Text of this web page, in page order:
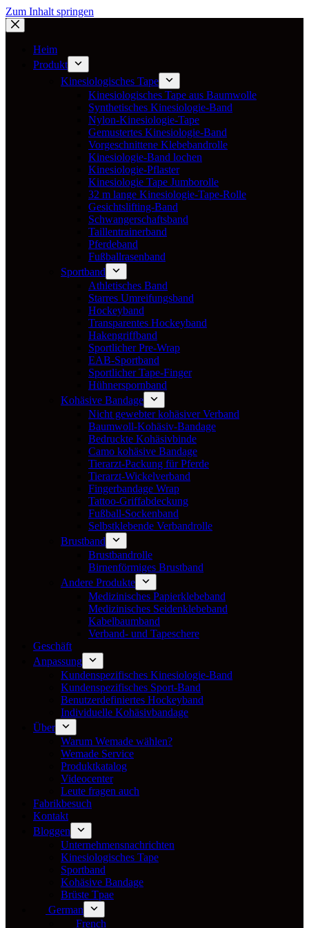
Zum Inhalt springen
Heim
Produkt
Kinesiologisches Tape
Kinesiologisches Tape aus Baumwolle
Synthetisches Kinesiologie-Band
Nylon-Kinesiologie-Tape
Gemustertes Kinesiologie-Band
Vorgeschnittene Klebebandrolle
Kinesiologie-Band lochen
Kinesiologie-Pflaster
Kinesiologie Tape Jumborolle
32 m lange Kinesiologie-Tape-Rolle
Gesichtslifting-Band
Schwangerschaftsband
Taillentrainerband
Pferdeband
Fußballrasenband
Sportband
Athletisches Band
Starres Umreifungsband
Hockeyband
Transparentes Hockeyband
Hakengriffband
Sportlicher Pre-Wrap
EAB-Sportband
Sportlicher Tape-Finger
Hühnerspornband
Kohäsive Bandage
Nicht gewebter kohäsiver Verband
Baumwoll-Kohäsiv-Bandage
Bedruckte Kohäsivbinde
Camo kohäsive Bandage
Tierarzt-Packung für Pferde
Tierarzt-Wickelverband
Fingerbandage Wrap
Tattoo-Griffabdeckung
Fußball-Sockenband
Selbstklebende Verbandrolle
Brustband
Brustbandrolle
Birnenförmiges Brustband
Andere Produkte
Medizinisches Papierklebeband
Medizinisches Seidenklebeband
Kabelbaumband
Verband- und Tapeschere
Geschäft
Anpassung
Kundenspezifisches Kinesiologie-Band
Kundenspezifisches Sport-Band
Benutzerdefiniertes Hockeyband
Individuelle Kohäsivbandage
Über
Warum Wemade wählen?
Wemade Service
Produktkatalog
Videocenter
Leute fragen auch
Fabrikbesuch
Kontakt
Bloggen
Unternehmensnachrichten
Kinesiologisches Tape
Sportband
Kohäsive Bandage
Brüste Tpae
German
French